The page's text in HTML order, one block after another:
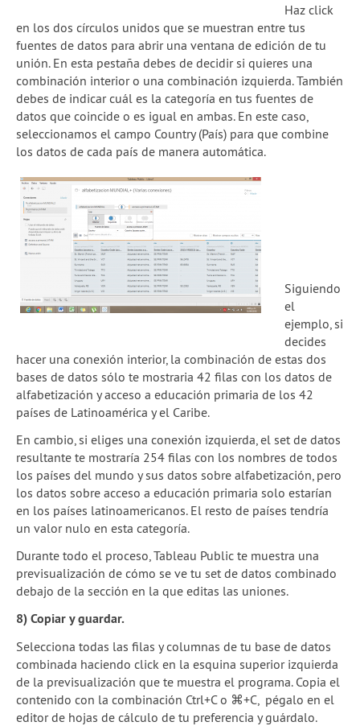
Haz click
en los dos círculos unidos que se muestran entre tus
fuentes de datos para abrir una ventana de edición de tu
unión. En esta pestaña debes de decidir si quieres una
combinación interior o una combinación izquierda. También
debes de indicar cuál es la categoría en tus fuentes de
datos que coincide o es igual en ambas. En este caso,
seleccionamos el campo Country (País) para que combine
los datos de cada país de manera automática.
Siguiendo
el
ejemplo, si
decides
hacer una conexión interior, la combinación de estas dos
bases de datos sólo te mostraria 42 filas con los datos de
alfabetización y acceso a educación primaria de los 42
países de Latinoamérica y el Caribe.
En cambio, si eliges una conexión izquierda, el set de datos
resultante te mostraría 254 filas con los nombres de todos
los países del mundo y sus datos sobre alfabetización, pero
los datos sobre acceso a educación primaria solo estarían
en los países latinoamericanos. El resto de países tendría
un valor nulo en esta categoría.
Durante todo el proceso, Tableau Public te muestra una
previsualización de cómo se ve tu set de datos combinado
debajo de la sección en la que editas las uniones.
8) Copiar y guardar.
Selecciona todas las filas y columnas de tu base de datos
combinada haciendo click en la esquina superior izquierda
de la previsualización que te muestra el programa. Copia el
contenido con la combinación Ctrl+C o ⌘+C, pégalo en el
editor de hojas de cálculo de tu preferencia y guárdalo.